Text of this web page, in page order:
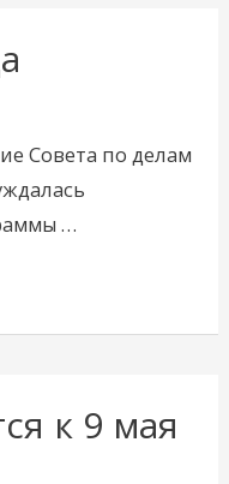
Совета по делам
…
к 9 мая